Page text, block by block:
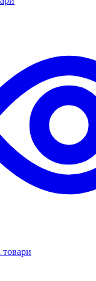
товари